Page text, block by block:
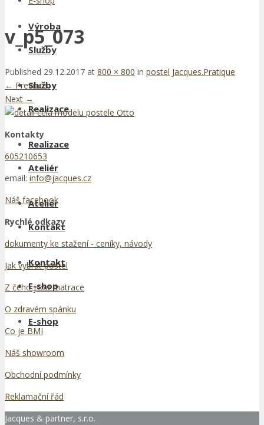
Služby
Realizace
Ateliér
Kontakt
E-shop
Výroba
Služby
Realizace
Ateliér
Kontakt
E-shop
v_p5_073
Published 29.12.2017 at 800 × 800 in postel Jacques.Pratique
← Previous
Next →
Kontakty
605210653
email: info@jacques.cz
Náš facebook
Rychlé odkazy
dokumenty ke stažení - ceníky, návody
Jak vybrat postel
Z čeho jsou matrace
O zdravém spánku
Co je BMI
Náš showroom
Obchodní podmínky
Reklamační řád
Jacques & partner, s.r.o.